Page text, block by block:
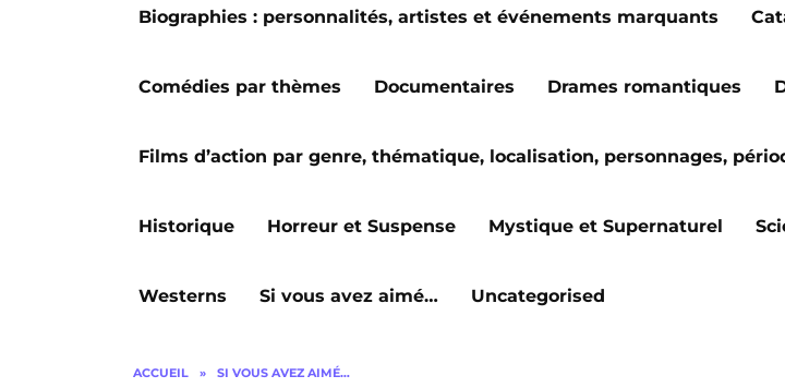
Biographies : personnalités, artistes et événements marquants
Comédies par thèmes Documentaires Drames romantiques
Films d’action par genre, thématique, localisation, personnages,
Historique Horreur et Suspense Mystique et Supernaturel
Westerns Si vous avez aimé… Uncategorised
ACCUEIL » SI VOUS AVEZ AIMÉ…